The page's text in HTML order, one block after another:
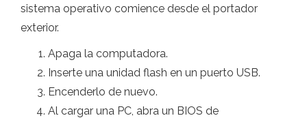
sistema operativo comience desde el portador
exterior.
Apaga la computadora.
Inserte una unidad flash en un puerto USB.
Encenderlo de nuevo.
Al cargar una PC, abra un BIOS de